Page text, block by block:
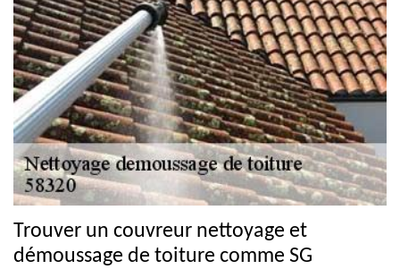
Trouver un couvreur nettoyage et
démoussage de toiture comme SG